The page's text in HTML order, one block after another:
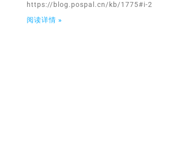
https://blog.pospal.cn/kb/1775#i-2
阅读详情 »